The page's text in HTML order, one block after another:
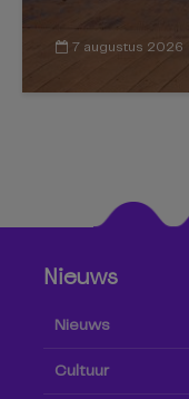
7 augustus 2026
Nieuws
Nieuws
Cultuur